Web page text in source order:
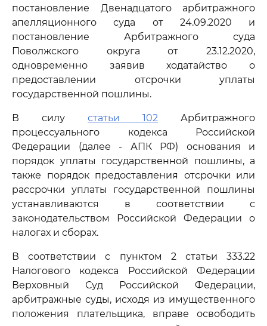
постановление Двенадцатого арбитражного
апелляционного суда от 24.09.2020 и
постановление Арбитражного суда
Поволжского округа от 23.12.2020,
одновременно заявив ходатайство о
предоставлении отсрочки уплаты
государственной пошлины.
В силу статьи 102 Арбитражного
процессуального кодекса Российской
Федерации (далее - АПК РФ) основания и
порядок уплаты государственной пошлины, а
также порядок предоставления отсрочки или
рассрочки уплаты государственной пошлины
устанавливаются в соответствии с
законодательством Российской Федерации о
налогах и сборах.
В соответствии с пунктом 2 статьи 333.22
Налогового кодекса Российской Федерации
Верховный Суд Российской Федерации,
арбитражные суды, исходя из имущественного
положения плательщика, вправе освободить